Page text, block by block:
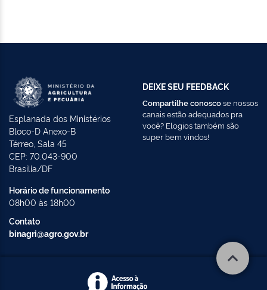
Esplanada dos Ministérios
Bloco-D Anexo-B
Térreo, Sala 45
CEP: 70.043-900
Brasília/DF
Horário de funcionamento
08h00 às 18h00
Contato
binagri@agro.gov.br
DEIXE SEU FEEDBACK
Compartilhe conoscose nossos
canais estão adequados pra
você? Elogios também são
super bem vindos!